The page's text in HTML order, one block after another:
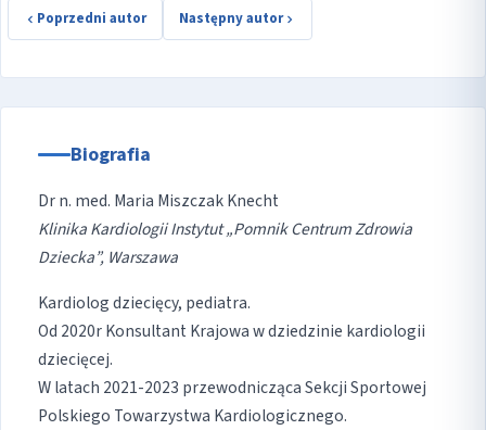
Poprzedni autor Następny autor
Biografia
Dr n. med. Maria Miszczak Knecht
Klinika Kardiologii Instytut „Pomnik Centrum Zdrowia
Dziecka”, Warszawa
Kardiolog dziecięcy, pediatra.
Od 2020r Konsultant Krajowa w dziedzinie kardiologii
dziecięcej.
W latach 2021-2023 przewodnicząca Sekcji Sportowej
Polskiego Towarzystwa Kardiologicznego.